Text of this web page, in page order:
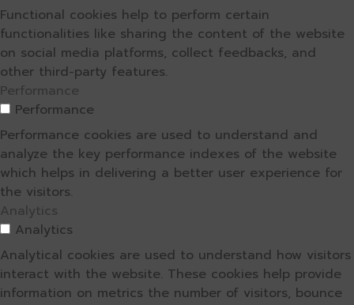
Functional cookies help to perform certain
functionalities like sharing the content of the website
on social media platforms, collect feedbacks, and
other third-party features.
Performance
Performance
Performance cookies are used to understand and
analyze the key performance indexes of the website
which helps in delivering a better user experience for
the visitors.
Analytics
Analytics
Analytical cookies are used to understand how visitors
interact with the website. These cookies help provide
information on metrics the number of visitors, bounce